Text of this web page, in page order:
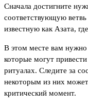
Сначала достигните
соответствующую ветвь
известную как Азата,
В этом месте вам нужно
которые могут
ритуалах. Следите за
некоторым из них
критический момент.